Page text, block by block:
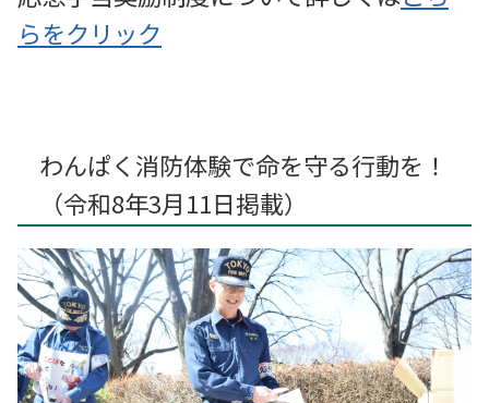
らをクリック
わんぱく消防体験で命を守る行動を！
（令和8年3月11日掲載）